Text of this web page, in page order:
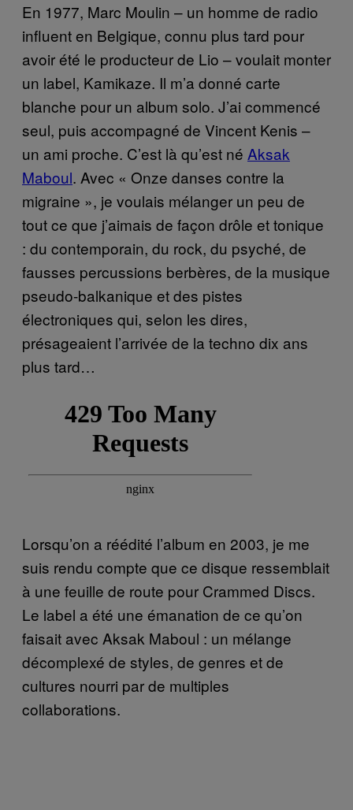
En 1977, Marc Moulin – un homme de radio
influent en Belgique, connu plus tard pour
avoir été le producteur de Lio – voulait monter
un label, Kamikaze. Il m’a donné carte
blanche pour un album solo. J’ai commencé
seul, puis accompagné de Vincent Kenis –
un ami proche. C’est là qu’est né Aksak
Maboul. Avec « Onze danses contre la
migraine », je voulais mélanger un peu de
tout ce que j’aimais de façon drôle et tonique
: du contemporain, du rock, du psyché, de
fausses percussions berbères, de la musique
pseudo-balkanique et des pistes
électroniques qui, selon les dires,
présageaient l’arrivée de la techno dix ans
plus tard…
Lorsqu’on a réédité l’album en 2003, je me
suis rendu compte que ce disque ressemblait
à une feuille de route pour Crammed Discs.
Le label a été une émanation de ce qu’on
faisait avec Aksak Maboul : un mélange
décomplexé de styles, de genres et de
cultures nourri par de multiples
collaborations.